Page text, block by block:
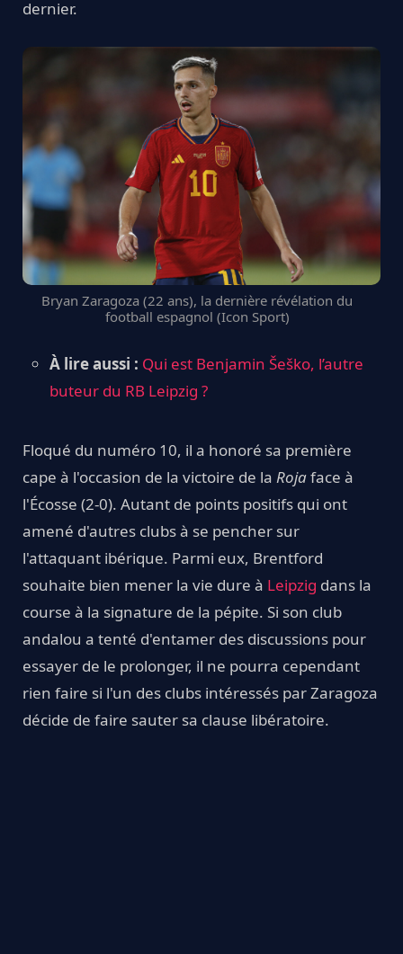
dernier.
Bryan Zaragoza (22 ans), la dernière révélation du
football espagnol (Icon Sport)
À lire aussi : Qui est Benjamin Šeško, l’autre
buteur du RB Leipzig ?
Floqué du numéro 10, il a honoré sa première
cape à l'occasion de la victoire de la Rojaface à
l'Écosse (2-0). Autant de points positifs qui ont
amené d'autres clubs à se pencher sur
l'attaquant ibérique. Parmi eux, Brentford
souhaite bien mener la vie dure à Leipzig dans la
course à la signature de la pépite. Si son club
andalou a tenté d'entamer des discussions pour
essayer de le prolonger, il ne pourra cependant
rien faire si l'un des clubs intéressés par Zaragoza
décide de faire sauter sa clause libératoire.